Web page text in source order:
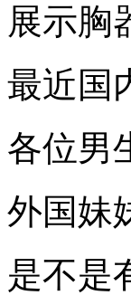
展示胸
最近国
各位男
外国妹
是不是